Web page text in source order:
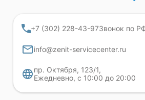
+7 (302) 228-43-97Звонок по
info@zenit-servicecenter.ru
пр. Октября, 123/1,
Ежедневно, с 10:00 до 20:00